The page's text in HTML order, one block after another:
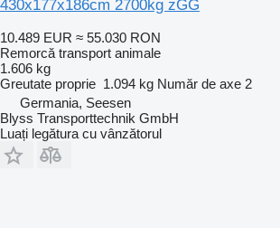
430x177x186cm 2700kg zGG
10.489 EUR ≈ 55.030 RON
Remorcă transport animale
1.606 kg
Greutate proprie 1.094 kg Număr de axe 2
Germania, Seesen
Blyss Transporttechnik GmbH
Luați legătura cu vânzătorul